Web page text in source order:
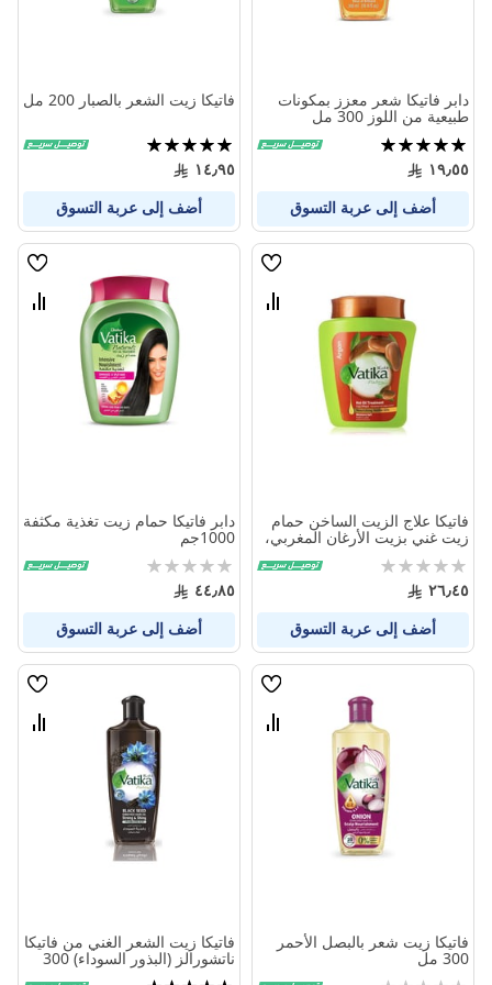
دابر فاتيكا شعر معزز بمكونات
طبيعية من اللوز 300 مل
تقييم:
100%
١٩٫٥٥
أضف إلى عربة التسوق
فاتيكا زيت الشعر بالصبار 200 مل
تقييم:
100%
١٤٫٩٥
أضف إلى عربة التسوق
قائمة
قارن
فاتيكا علاج الزيت الساخن حمام
زيت غني بزيت الأرغان المغربي،
500 جم
Rating:
0%
٢٦٫٤٥
أضف إلى عربة التسوق
قائمة
قارن
دابر فاتيكا حمام زيت تغذية مكثفة
1000جم
Rating:
0%
٤٤٫٨٥
أضف إلى عربة التسوق
قائمة
قارن
فاتيكا زيت شعر بالبصل الأحمر
300 مل
قائمة
قارن
فاتيكا زيت الشعر الغني من فاتيكا
ناتشورالز (البذور السوداء) 300
مل